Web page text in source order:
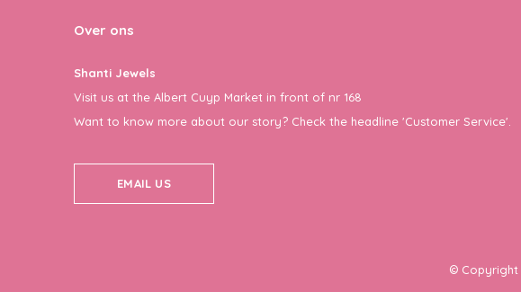
Over ons
Shanti Jewels
Visit us at the Albert Cuyp Market in front of nr 168
Want to know more about our story? Check the headline 'Customer Service'.
EMAIL US
© Copyright